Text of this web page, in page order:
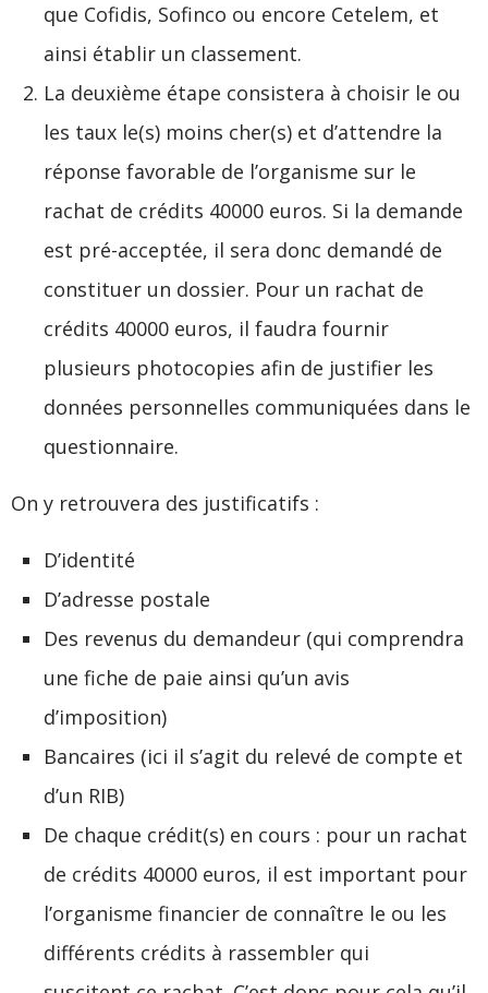
que Cofidis, Sofinco ou encore Cetelem, et
ainsi établir un classement.
La deuxième étape consistera à choisir le ou
les taux le(s) moins cher(s) et d’attendre la
réponse favorable de l’organisme sur le
rachat de crédits 40000 euros. Si la demande
est pré-acceptée, il sera donc demandé de
constituer un dossier. Pour un rachat de
crédits 40000 euros, il faudra fournir
plusieurs photocopies afin de justifier les
données personnelles communiquées dans le
questionnaire.
On y retrouvera des justificatifs :
D’identité
D’adresse postale
Des revenus du demandeur (qui comprendra
une fiche de paie ainsi qu’un avis
d’imposition)
Bancaires (ici il s’agit du relevé de compte et
d’un RIB)
De chaque crédit(s) en cours : pour un rachat
de crédits 40000 euros, il est important pour
l’organisme financier de connaître le ou les
différents crédits à rassembler qui